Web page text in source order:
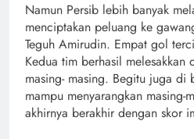
Namun Persib lebih banyak
menciptakan peluang ke
Teguh Amirudin. Empat gol
Kedua tim berhasil melesakkan
masing- masing. Begitu juga di
mampu menyarangkan
akhirnya berakhir dengan skor